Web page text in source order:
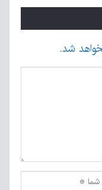
شد.